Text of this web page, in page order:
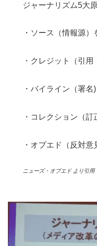
ジャーナリズム5大
・ソース（情報源
・クレジット（引
・バイライン（署名
・コレクション（
・オプエド（反対意
ニューズ・オブエド より引用